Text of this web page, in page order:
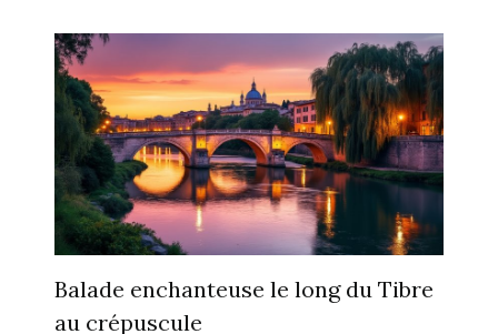
Balade enchanteuse le long du Tibre
au crépuscule